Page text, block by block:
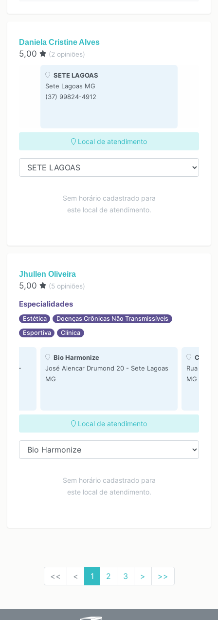
11:00
12:00
13:00
14:00
15:00
19:00
20:00
Daniela Cristine Alves
5,00 (2 opiniões)
SETE LAGOAS
Sete Lagoas MG
(37) 99824-4912
Local de atendimento
Sem horário cadastrado para
este local de atendimento.
Jhullen Oliveira
5,00 (5 opiniões)
Especialidades
Estética
Doenças Crônicas Não Transmissíveis
Esportiva
Clínica
-
Bio Harmonize
José Alencar Drumond 20 - Sete Lagoas
MG
Clinica
Rua
MG
Local de atendimento
Sem horário cadastrado para
este local de atendimento.
<< < 1 2 3 > >>